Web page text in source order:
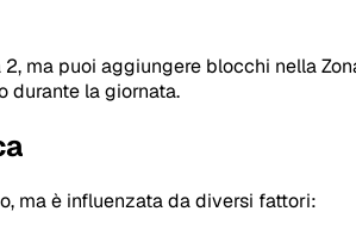
ma puoi aggiungere blocchi nella
durante la giornata.
ma è influenzata da diversi fattori: